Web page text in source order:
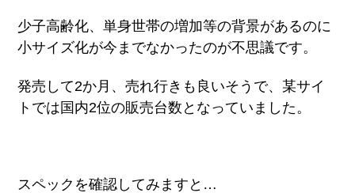
少子高齢化、単身世帯の増加等の背景があるのに
小サイズ化が今までなかったのが不思議です。
発売して2か月、売れ行きも良いそうで、某サイ
トでは国内2位の販売台数となっていました。
スペックを確認してみますと…